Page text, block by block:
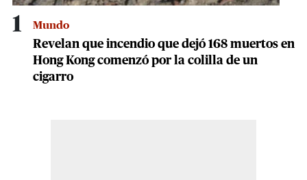
1 Mundo
Revelan que incendio que dejó 168 muertos en
Hong Kong comenzó por la colilla de un
cigarro